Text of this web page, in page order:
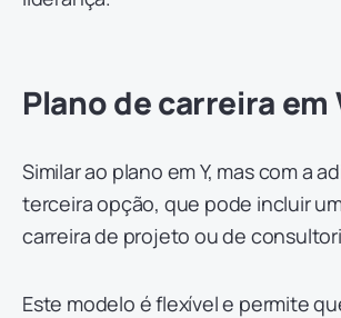
Plano de carreira em
Similar ao plano em Y, mas com a
terceira opção, que pode incluir
carreira de projeto ou de
Este modelo é flexível e permite